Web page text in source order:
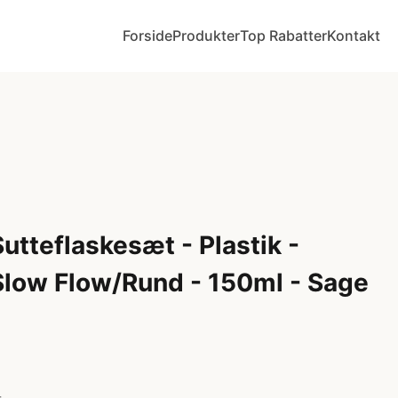
ForsideProdukterTop RabatterKontakt
- Plastik -
Flow/Rund - 150ml - Sage